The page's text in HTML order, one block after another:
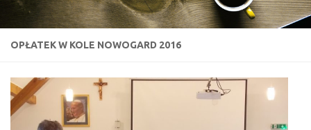
OPŁATEK W KOLE NOWOGARD 2016